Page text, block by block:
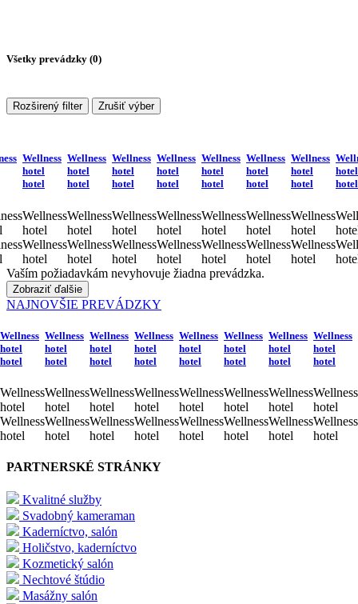
Všetky prevádzky (0)
Rozširený filter Zrušiť výber
Wellness
hotel
hotel
Wellness
hotel
Wellness
hotel
Wellness
hotel
hotel
Wellness
hotel
Wellness
hotel
Wellness
hotel
hotel
Wellness
hotel
Wellness
hotel
Wellness
hotel
hotel
Wellness
hotel
Wellness
hotel
Wellness
hotel
hotel
Wellness
hotel
Wellness
hotel
Wellness
hotel
hotel
Wellness
hotel
Wellness
hotel
Wellness
hotel
hotel
Wellness
hotel
Wellness
hotel
hotel
hotel
Vaším požiadavkám nevyhovuje žiadna prevádzka.
Zobraziť ďalšie
NAJNOVŠIE PREVÁDZKY
Wellness
hotel
hotel
Wellness
hotel
Wellness
hotel
Wellness
hotel
hotel
Wellness
hotel
Wellness
hotel
Wellness
hotel
hotel
Wellness
hotel
Wellness
hotel
Wellness
hotel
hotel
Wellness
hotel
Wellness
hotel
Wellness
hotel
hotel
Wellness
hotel
Wellness
hotel
Wellness
hotel
hotel
Wellness
hotel
Wellness
hotel
Wellness
hotel
hotel
Wellness
hotel
Wellness
hotel
Wellness
hotel
hotel
Wellness
hotel
Wellness
hotel
PARTNERSKÉ STRÁNKY
Kvalitné služby
Svadobný kameraman
Kaderníctvo, salón
Holičstvo, kaderníctvo
Kozmetický salón
Nechtové štúdio
Masážny salón